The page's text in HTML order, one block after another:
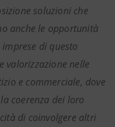
soluzioni che
anche le opportunità
di questo
valorizzazione nelle
e commerciale, dove
coerenza dei loro
di coinvolgere altri